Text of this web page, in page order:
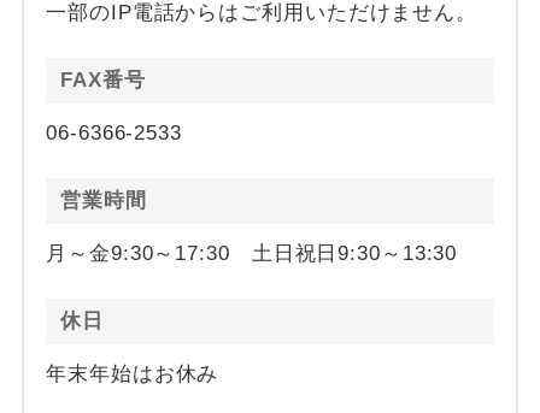
一部のIP電話からはご利用いただけません。
FAX番号
06-6366-2533
営業時間
月～金9:30～17:30 土日祝日9:30～13:30
休日
年末年始はお休み